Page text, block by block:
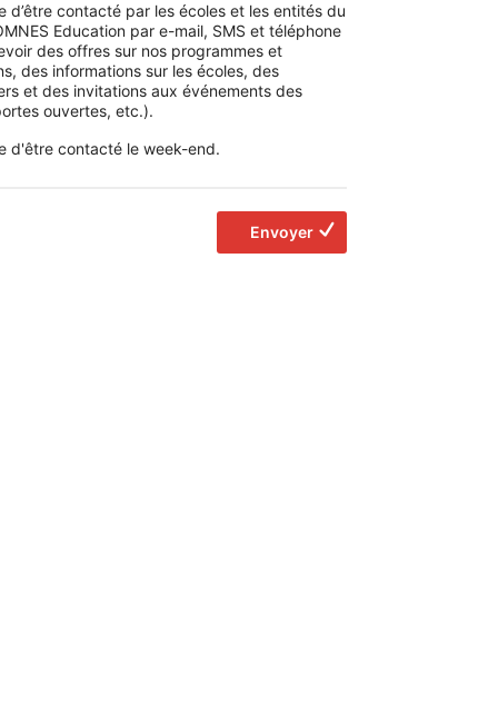
d’être contacté par les écoles et les entités du
Education par e-mail, SMS et téléphone
des offres sur nos programmes et
des informations sur les écoles, des
et des invitations aux événements des
ouvertes, etc.).
d'être contacté le week-end.
Envoyer